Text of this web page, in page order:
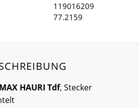
119016209
77.2159
MAX HAURI Tdf, Stecker